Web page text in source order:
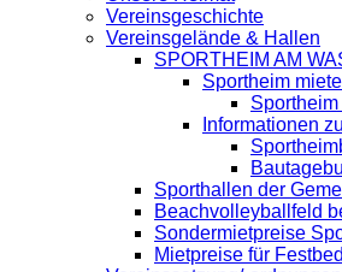
Vereinsgeschichte
Vereinsgelände & Hallen
SPORTHEIM AM
Sportheim
Informationen
Sporthallen der
Beachvolleyballfeld
Sondermietpreise
Mietpreise für